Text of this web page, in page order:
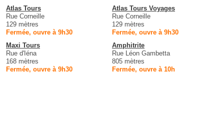
Atlas Tours
Rue Corneille
129 mètres
Fermée, ouvre à 9h30
Atlas Tours Voyages
Rue Corneille
129 mètres
Fermée, ouvre à 9h30
Maxi Tours
Rue d'Iéna
168 mètres
Fermée, ouvre à 9h30
Amphitrite
Rue Léon Gambetta
805 mètres
Fermée, ouvre à 10h